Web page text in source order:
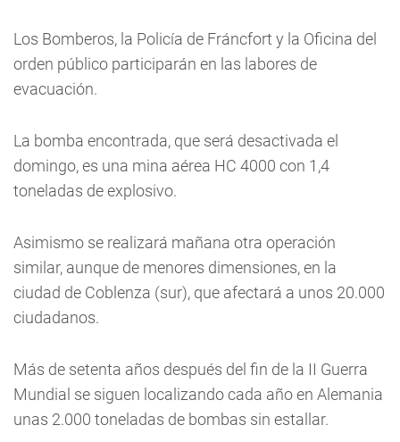
Los Bomberos, la Policía de Fráncfort y la Oficina del
orden público participarán en las labores de
evacuación.
La bomba encontrada, que será desactivada el
domingo, es una mina aérea HC 4000 con 1,4
toneladas de explosivo.
Asimismo se realizará mañana otra operación
similar, aunque de menores dimensiones, en la
ciudad de Coblenza (sur), que afectará a unos 20.000
ciudadanos.
Más de setenta años después del fin de la II Guerra
Mundial se siguen localizando cada año en Alemania
unas 2.000 toneladas de bombas sin estallar.